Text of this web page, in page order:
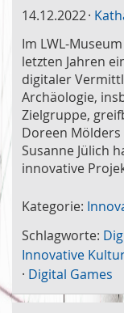
14.12.2022
Im LWL-
letzten Jahren
digitaler
Archäologie,
Zielgruppe,
Doreen
Susanne Jülich
innovative
Kategorie:
Schlagworte:
Innovative
· Digital Games